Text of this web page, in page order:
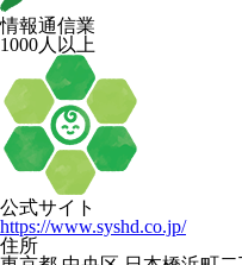
情報通信業
1000人以上
公式サイト
https://www.syshd.co.jp/
住所